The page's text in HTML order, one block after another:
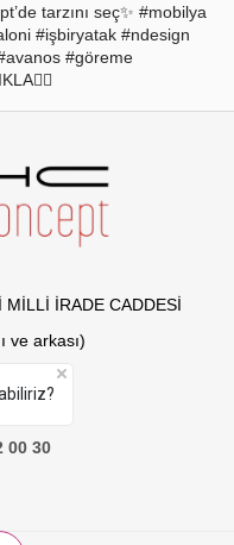
tarzını seç✨ #mobilya
#işbiryatak #ndesign
#göreme
MİLLİ İRADE CADDESİ
ve arkası)
00 30